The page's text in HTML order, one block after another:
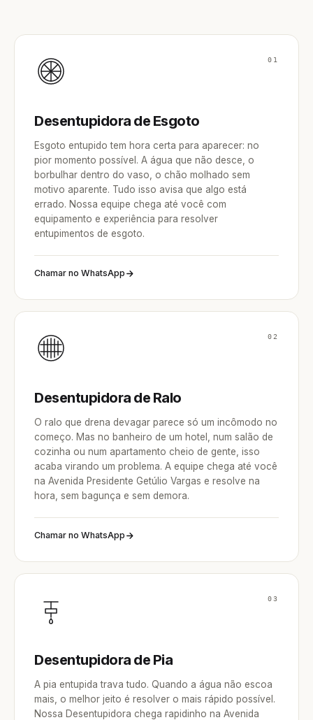
01
Desentupidora de Esgoto
Esgoto entupido tem hora certa para aparecer: no
pior momento possível. A água que não desce, o
borbulhar dentro do vaso, o chão molhado sem
motivo aparente. Tudo isso avisa que algo está
errado. Nossa equipe chega até você com
equipamento e experiência para resolver
entupimentos de esgoto.
Chamar no WhatsApp
02
Desentupidora de Ralo
O ralo que drena devagar parece só um incômodo no
começo. Mas no banheiro de um hotel, num salão de
cozinha ou num apartamento cheio de gente, isso
acaba virando um problema. A equipe chega até você
na Avenida Presidente Getúlio Vargas e resolve na
hora, sem bagunça e sem demora.
Chamar no WhatsApp
03
Desentupidora de Pia
A pia entupida trava tudo. Quando a água não escoa
mais, o melhor jeito é resolver o mais rápido possível.
Nossa Desentupidora chega rapidinho na Avenida